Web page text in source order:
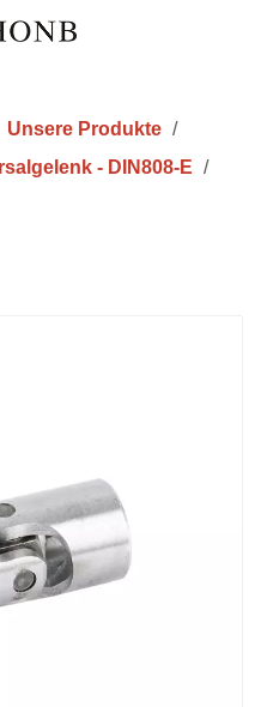
Unsere Produkte /
- DIN808-E /